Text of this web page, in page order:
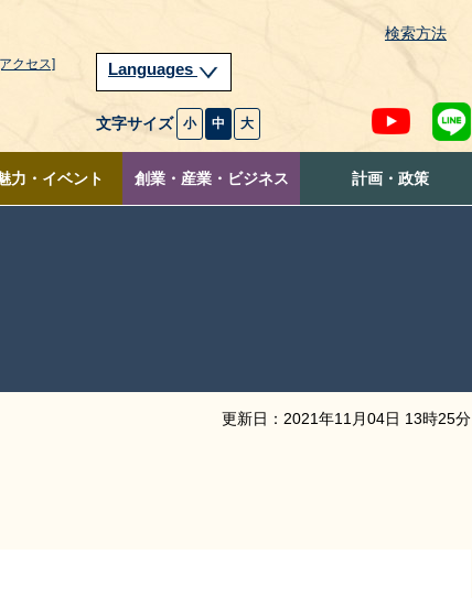
検索方法
クセス] Languages
文字サイズ 小 中 大
力・イベント 創業・産業・ビジネス 計画・政策
更新日： 2021年11 月04日 13時25分